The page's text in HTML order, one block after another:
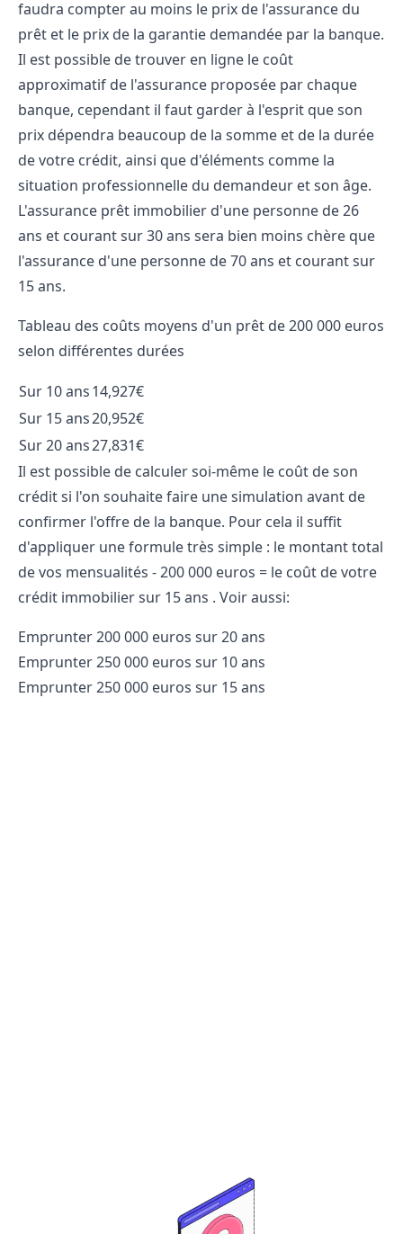
faudra compter au moins le prix de l'assurance du
prêt et le prix de la garantie demandée par la banque.
Il est possible de trouver en ligne le coût
approximatif de l'assurance proposée par chaque
banque, cependant il faut garder à l'esprit que son
prix dépendra beaucoup de la somme et de la durée
de votre crédit, ainsi que d'éléments comme la
situation professionnelle du demandeur et son âge.
L'assurance prêt immobilier d'une personne de 26
ans et courant sur 30 ans sera bien moins chère que
l'assurance d'une personne de 70 ans et courant sur
15 ans.
Tableau des coûts moyens d'un prêt de 200 000 euros
selon différentes durées
Sur 10 ans14,927€
Sur 15 ans20,952€
Sur 20 ans27,831€
Il est possible de calculer soi-même le coût de son
crédit si l'on souhaite faire une simulation avant de
confirmer l'offre de la banque. Pour cela il suffit
d'appliquer une formule très simple : le montant total
de vos mensualités - 200 000 euros = le coût de votre
crédit immobilier sur 15 ans . Voir aussi:
Emprunter 200 000 euros sur 20 ans
Emprunter 250 000 euros sur 10 ans
Emprunter 250 000 euros sur 15 ans